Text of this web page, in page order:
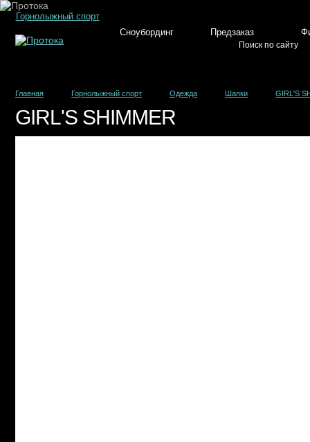
Горнолыжный спорт
Сноубординг
Предзаказ
Главная Горнолыжный спорт Одежда Шапки GIRL'S
GIRL'S SHIMMER